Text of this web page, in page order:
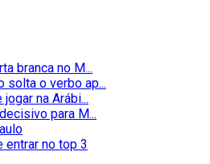
branca no M...
solta o verbo ap...
na Arábi...
para M...
entrar no top 3